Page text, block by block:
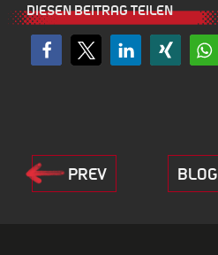
DIESEN BEITRAG TEILEN
PREV BLOG